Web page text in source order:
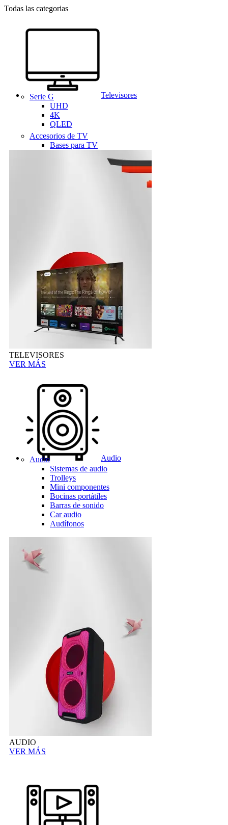
Todas las categorias
Televisores
Serie G
UHD
4K
QLED
Accesorios de TV
Bases para TV
TELEVISORES
VER MÁS
Audio
Audio
Sistemas de audio
Trolleys
Mini componentes
Bocinas portátiles
Barras de sonido
Car audio
Audífonos
AUDIO
VER MÁS